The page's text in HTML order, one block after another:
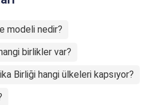
modeli nedir?
birlikler var?
Birliği hangi ülkeleri kapsıyor?